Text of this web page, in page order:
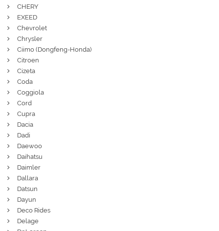
CHERY
EXEED
Chevrolet
Chrysler
Ciimo (Dongfeng-Honda)
Citroen
Cizeta
Coda
Coggiola
Cord
Cupra
Dacia
Dadi
Daewoo
Daihatsu
Daimler
Dallara
Datsun
Dayun
Deco Rides
Delage